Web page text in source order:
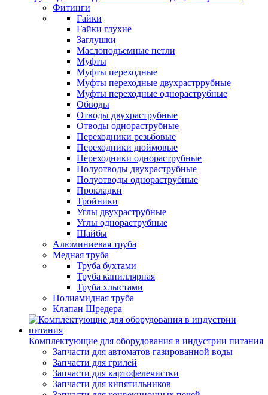
Фитинги
Гайки
Гайки глухие
Заглушки
Маслоподъемные петли
Муфты
Муфты переходные
Муфты переходные двухрастррубные
Муфты переходные однораструбные
Обводы
Отводы двухраструбные
Отводы однораструбные
Переходники резьбовые
Переходники дюймовые
Переходники однораструбные
Полуотводы двухраструбные
Полуотводы однораструбные
Прокладки
Тройники
Углы двухраструбные
Углы однораструбные
Шайбы
Алюминиевая труба
Медная труба
Труба бухтами
Труба капиллярная
Труба хлыстами
Полиамидная труба
Клапан Шредера
Комплектующие для оборудования в индустрии питания
Запчасти для автоматов газированной воды
Запчасти для грилей
Запчасти для картофелечистки
Запчасти для кипятильников